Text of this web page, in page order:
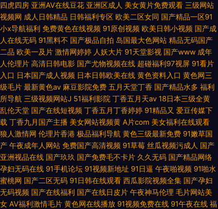
四虎四房 亚洲AV在线豆花 亚洲区成人 美女黄片免费观看 三级网站
视频网 成人日韩精品 日韩福利专区 欧美二区女同 国产精品一区91
小x导航福利 免费黄色在线视频 91原创视频 欧美日韩小视频 国产成
人在线无码 91黑料不 国产极品自拍 岛国最大色网站 精品无码国产
二品 欧美一及片 激情网婷婷 人妖大片 91天堂影视 国产www 成年
人伦理片 高清日韩电影 国产尤物视频在线 超碰福利97视屏 91看片
入口 日本国产成人视频 日本日韩欧美在线 黄色资料入口 黄色网三
级毛片 最新黄色av 麻豆影院免费 五月天堂丁香 国产精品水多 福利
所导航 三级视频网站J 51福利影院 丁香五月天av 18日本三级全黄
乱伦天堂 国产在线短视频 丁香五月丁香婷婷 91精品又 爱豆传媒下
载 丁香九月国产主播 美女网站视频黄 A片com 美女福利在线观看
狼人激情网 伦理片香港 极品福利导航 黄色三级最新免费 91嫩草国
产 午夜成年人网站 免费国产高清视频 91草莓 丝瓜视频污成人 国产
亚洲视品在线 国产玖玖 国产免费毛不卡片 久久无码 国产精品网络
孕妇无码在线 91手机论坛 91视频新地址 91日逼 午夜啪视频 91啪水
蜜桃网 国产二区无码 91日韩在线观看 西瓜影院视频全集 国产孕妇
无码视频 国产在线福利 国产在线日皮片 午夜神马伦理 毛片网站美
女 AV福利激情毛片 黄色网在线播放 91视频免费在线 91午夜在线 福